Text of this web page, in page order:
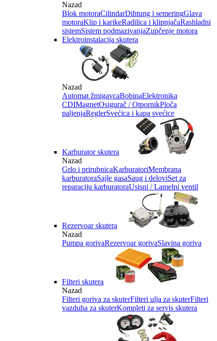
Nazad
Blok motoraCilindarDihtung i semeringGlava
motoraKlip i karikeRadilica i klipnjačaRashladni
sistemSistem podmazivanjaZupčenje motora
Elektroinstalacija skutera
Nazad
Automat žmigavcaBobinaElektronika
CDIMagnetOsigurač / OtpornikPloča
paljenjaReglerSvećica i kapa svećice
Karburator skutera
Nazad
Grlo i prirubnicaKarburatoriMembrana
karburatoraSajle gasaSaug i deloviSet za
reparaciju karburatoraUsisni / Lamelni ventil
Rezervoar skutera
Nazad
Pumpa gorivaRezervoar gorivaSlavina goriva
Filteri skutera
Nazad
Filteri goriva za skuterFilteri ulja za skuterFilteri
vazduha za skuterKompleti za servis skutera